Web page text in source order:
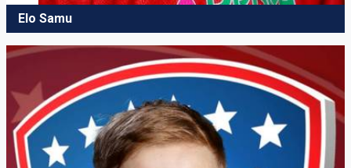
Elo Samu